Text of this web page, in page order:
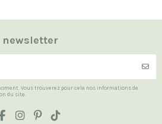
newsletter
Vous trouverez pour cela nos informations de
du site.